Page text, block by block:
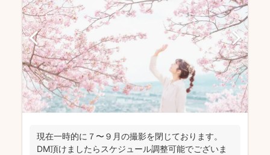
現在一時的に７〜９月の撮影を閉じております。
DM頂けましたらスケジュール調整可能でございま